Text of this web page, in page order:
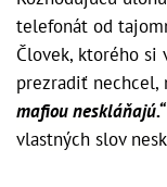
telefonát od
Človek, ktorého
prezradiť nechcel,
mafiou neskláňajú.“
vlastných slov